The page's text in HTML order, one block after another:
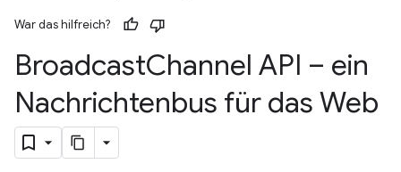
War das hilfreich?
BroadcastChannel API – ein
Nachrichtenbus für das Web